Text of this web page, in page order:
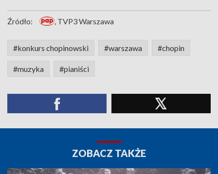
Źródło: , TVP3 Warszawa
#konkurs chopinowski #warszawa #chopin
#muzyka #pianiści
ZOBACZ TAKŻE